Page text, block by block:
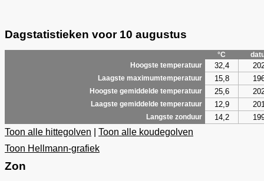
Dagstatistieken voor 10 augustus
°C
Hoogste temperatuur
32,4
Laagste maximumtemperatuur 15,8
Hoogste gemiddelde temperatuur 25,6
Laagste gemiddelde temperatuur 12,9
Langste zonduur 14,2
Toon alle hittegolven
Toon alle koudegolven
Toon Hellmann-grafiek
Zon